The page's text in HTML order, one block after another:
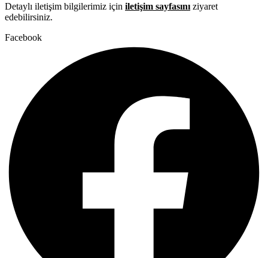
Detaylı iletişim bilgilerimiz için iletişim sayfasını ziyaret
edebilirsiniz.
Facebook